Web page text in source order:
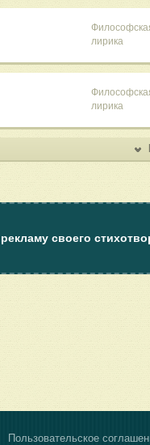
лирика
лирика
своего
Пользовательское